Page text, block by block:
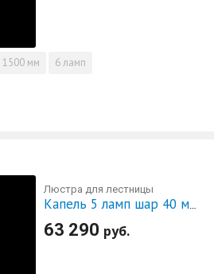
1500 мм 6 ламп
Люстра для лестницы
Капель 5 ламп шар 40 мм длинная
63 290 руб.